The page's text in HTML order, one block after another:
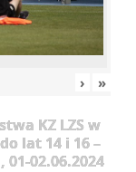
› »
KZ LZS w
lat 14 i 16 –
01-02.06.2024